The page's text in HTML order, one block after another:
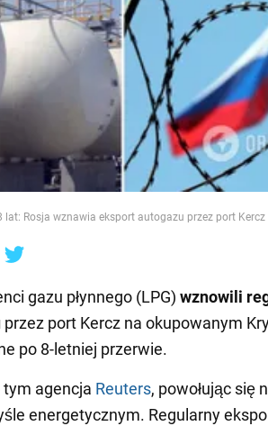
lat: Rosja wznawia eksport autogazu przez port Kercz
gazu płynnego (LPG) wznowili
przez port Kercz na okupowanym
po 8-letniej przerwie.
tym agencja Reuters, powołując się
energetycznym. Regularny